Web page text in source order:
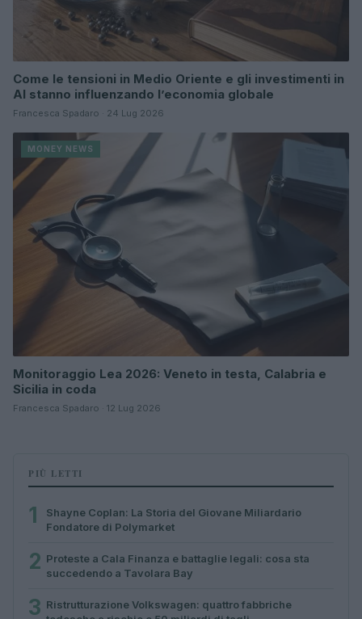
Come le tensioni in Medio Oriente e gli investimenti in
AI stanno influenzando l’economia globale
Francesca Spadaro · 24 Lug 2026
MONEY NEWS
Monitoraggio Lea 2026: Veneto in testa, Calabria e
Sicilia in coda
Francesca Spadaro · 12 Lug 2026
PIÙ LETTI
1
Shayne Coplan: La Storia del Giovane Miliardario
Fondatore di Polymarket
2 Proteste a Cala Finanza e battaglie legali: cosa sta
succedendo a Tavolara Bay
3 Ristrutturazione Volkswagen: quattro fabbriche